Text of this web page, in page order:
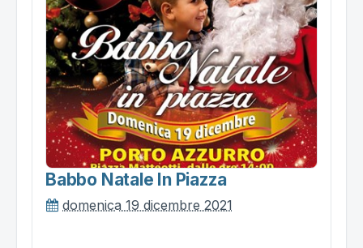
Babbo Natale In Piazza
domenica 19 dicembre 2021